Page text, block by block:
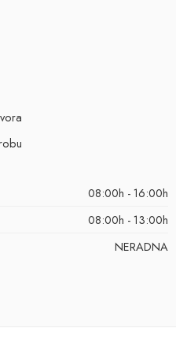
08:00h - 16:00h
08:00h - 13:00h
NERADNA